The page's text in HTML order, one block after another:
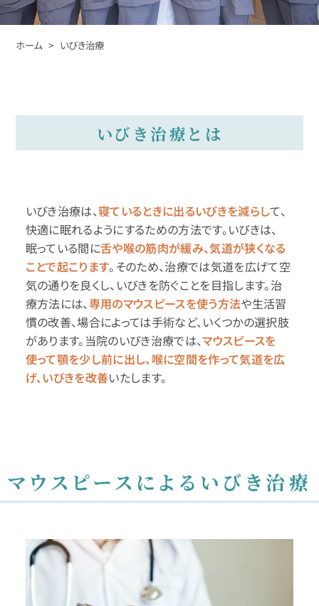
ホーム > いびき治療
いびき治療とは
いびき治療は、寝ているときに出るいびきを減らして、
快適に眠れるようにするための方法です。いびきは、
眠っている間に舌や喉の筋肉が緩み、気道が狭くなる
ことで起こります。そのため、治療では気道を広げて空
気の通りを良くし、いびきを防ぐことを目指します。治
療方法には、専用のマウスピースを使う方法や生活習
慣の改善、場合によっては手術など、いくつかの選択肢
があります。当院のいびき治療では、マウスピースを
使って顎を少し前に出し、喉に空間を作って気道を広
げ、いびきを改善いたします。
マウスピースによるいびき治療